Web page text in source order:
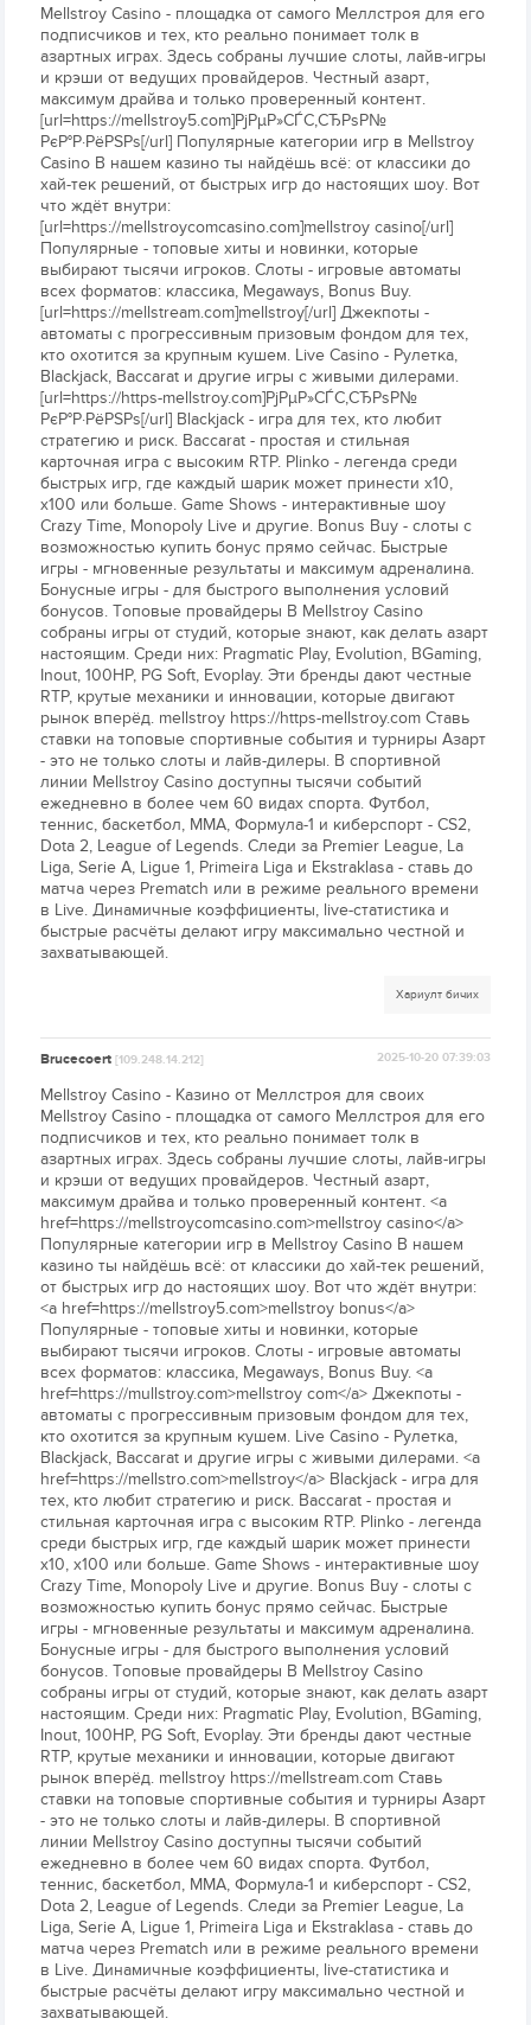
Mellstroy Casino - площадка от самого Меллстроя для его
подписчиков и тех, кто реально понимает толк в
азартных играх. Здесь собраны лучшие слоты, лайв-игры
и крэши от ведущих провайдеров. Честный азарт,
максимум драйва и только проверенный контент.
[url=https://mellstroy5.com]РјРµР»СЃС‚СЂРѕР№
РєР°Р·РёРЅРѕ[/url] Популярные категории игр в Mellstroy
Casino В нашем казино ты найдёшь всё: от классики до
хай-тек решений, от быстрых игр до настоящих шоу. Вот
что ждёт внутри:
[url=https://mellstroycomcasino.com]mellstroy casino[/url]
Популярные - топовые хиты и новинки, которые
выбирают тысячи игроков. Слоты - игровые автоматы
всех форматов: классика, Megaways, Bonus Buy.
[url=https://mellstream.com]mellstroy[/url] Джекпоты -
автоматы с прогрессивным призовым фондом для тех,
кто охотится за крупным кушем. Live Casino - Рулетка,
Blackjack, Baccarat и другие игры с живыми дилерами.
[url=https://https-mellstroy.com]РјРµР»СЃС‚СЂРѕР№
РєР°Р·РёРЅРѕ[/url] Blackjack - игра для тех, кто любит
стратегию и риск. Baccarat - простая и стильная
карточная игра с высоким RTP. Plinko - легенда среди
быстрых игр, где каждый шарик может принести х10,
х100 или больше. Game Shows - интерактивные шоу
Crazy Time, Monopoly Live и другие. Bonus Buy - слоты с
возможностью купить бонус прямо сейчас. Быстрые
игры - мгновенные результаты и максимум адреналина.
Бонусные игры - для быстрого выполнения условий
бонусов. Топовые провайдеры В Mellstroy Casino
собраны игры от студий, которые знают, как делать азарт
настоящим. Среди них: Pragmatic Play, Evolution, BGaming,
Inout, 100HP, PG Soft, Evoplay. Эти бренды дают честные
RTP, крутые механики и инновации, которые двигают
рынок вперёд. mellstroy https://https-mellstroy.com Ставь
ставки на топовые спортивные события и турниры Азарт
- это не только слоты и лайв-дилеры. В спортивной
линии Mellstroy Casino доступны тысячи событий
ежедневно в более чем 60 видах спорта. Футбол,
теннис, баскетбол, MMA, Формула-1 и киберспорт - CS2,
Dota 2, League of Legends. Следи за Premier League, La
Liga, Serie A, Ligue 1, Primeira Liga и Ekstraklasa - ставь до
матча через Prematch или в режиме реального времени
в Live. Динамичные коэффициенты, live-статистика и
быстрые расчёты делают игру максимально честной и
захватывающей.
Хариулт бичих
Brucecoert[109.248.14.212] 2025-10-20 07:39:03
Mellstroy Casino - Казино от Меллстроя для своих
Mellstroy Casino - площадка от самого Меллстроя для его
подписчиков и тех, кто реально понимает толк в
азартных играх. Здесь собраны лучшие слоты, лайв-игры
и крэши от ведущих провайдеров. Честный азарт,
максимум драйва и только проверенный контент. <a
href=https://mellstroycomcasino.com>mellstroy casino</a>
Популярные категории игр в Mellstroy Casino В нашем
казино ты найдёшь всё: от классики до хай-тек решений,
от быстрых игр до настоящих шоу. Вот что ждёт внутри:
<a href=https://mellstroy5.com>mellstroy bonus</a>
Популярные - топовые хиты и новинки, которые
выбирают тысячи игроков. Слоты - игровые автоматы
всех форматов: классика, Megaways, Bonus Buy. <a
href=https://mullstroy.com>mellstroy com</a> Джекпоты -
автоматы с прогрессивным призовым фондом для тех,
кто охотится за крупным кушем. Live Casino - Рулетка,
Blackjack, Baccarat и другие игры с живыми дилерами. <a
href=https://mellstro.com>mellstroy</a> Blackjack - игра для
тех, кто любит стратегию и риск. Baccarat - простая и
стильная карточная игра с высоким RTP. Plinko - легенда
среди быстрых игр, где каждый шарик может принести
х10, х100 или больше. Game Shows - интерактивные шоу
Crazy Time, Monopoly Live и другие. Bonus Buy - слоты с
возможностью купить бонус прямо сейчас. Быстрые
игры - мгновенные результаты и максимум адреналина.
Бонусные игры - для быстрого выполнения условий
бонусов. Топовые провайдеры В Mellstroy Casino
собраны игры от студий, которые знают, как делать азарт
настоящим. Среди них: Pragmatic Play, Evolution, BGaming,
Inout, 100HP, PG Soft, Evoplay. Эти бренды дают честные
RTP, крутые механики и инновации, которые двигают
рынок вперёд. mellstroy https://mellstream.com Ставь
ставки на топовые спортивные события и турниры Азарт
- это не только слоты и лайв-дилеры. В спортивной
линии Mellstroy Casino доступны тысячи событий
ежедневно в более чем 60 видах спорта. Футбол,
теннис, баскетбол, MMA, Формула-1 и киберспорт - CS2,
Dota 2, League of Legends. Следи за Premier League, La
Liga, Serie A, Ligue 1, Primeira Liga и Ekstraklasa - ставь до
матча через Prematch или в режиме реального времени
в Live. Динамичные коэффициенты, live-статистика и
быстрые расчёты делают игру максимально честной и
захватывающей.